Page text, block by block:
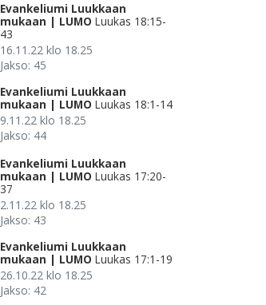
Evankeliumi Luukkaan
mukaan | LUMO Luukas 18:15-
43
16.11.22 klo 18.25
Jakso: 45
Evankeliumi Luukkaan
mukaan | LUMO Luukas 18:1-14
9.11.22 klo 18.25
Jakso: 44
Evankeliumi Luukkaan
mukaan | LUMO Luukas 17:20-
37
2.11.22 klo 18.25
Jakso: 43
Evankeliumi Luukkaan
mukaan | LUMO Luukas 17:1-19
26.10.22 klo 18.25
Jakso: 42